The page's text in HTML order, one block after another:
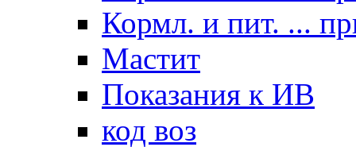
Кормл. и пит. ...
Мастит
Показания к ИВ
код воз